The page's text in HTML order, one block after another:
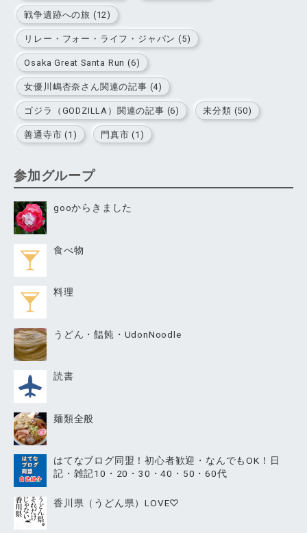
戦争遺跡への旅 (12)
リレー・フォー・ライフ・ジャパン (5)
Osaka Great Santa Run (6)
女優川嶋杏奈さん関連の記事 (4)
ゴジラ（GODZILLA）関連の記事 (6) 未分類 (50)
善通寺市 (1) 門真市 (1)
参加グループ
gooからきました
食べ物
料理
うどん・饂飩・UdonNoodle
読書
麺類全般
はてなブログ同盟！初心者歓迎・なんでもOK！日
記・雑記10・20・30・40・50・60代
香川県（うどん県）LOVE♡